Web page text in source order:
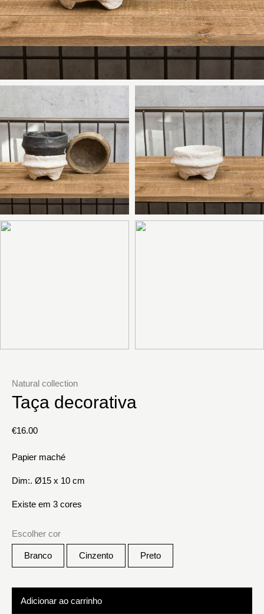
Natural collection
Taça decorativa
€16.00
Papier maché
Dim:. Ø15 x 10 cm
Existe em 3 cores
Escolher cor
Branco Cinzento Preto
Adicionar ao carrinho